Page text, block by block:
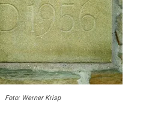
Foto: Werner Krisp